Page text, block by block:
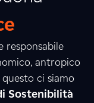
responsabile
antropico
ci siamo
Sostenibilità